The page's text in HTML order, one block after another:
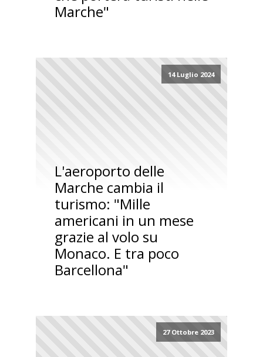
Marche"
14 Luglio 2024
L'aeroporto delle
Marche cambia il
turismo: "Mille
americani in un mese
grazie al volo su
Monaco. E tra poco
Barcellona"
27 Ottobre 2023